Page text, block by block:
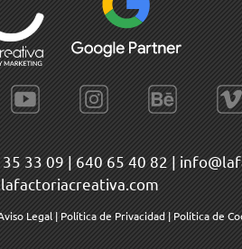
33 09 | 640 65 40 82 |
Legal | Política de Privacidad | Política de